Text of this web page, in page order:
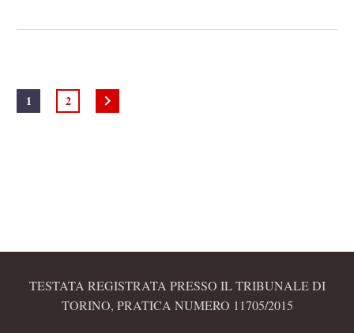
1 2
TESTATA REGISTRATA PRESSO IL TRIBUNALE DI
TORINO, PRATICA NUMERO 11705/2015